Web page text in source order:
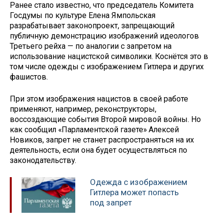
Ранее стало известно, что председатель Комитета
Госдумы по культуре Елена Ямпольская
разрабатывает законопроект, запрещающий
публичную демонстрацию изображений идеологов
Третьего рейха — по аналогии с запретом на
использование нацистской символики. Коснётся это в
том числе одежды с изображением Гитлера и других
фашистов.
При этом изображения нацистов в своей работе
применяют, например, реконструкторы,
воссоздающие события Второй мировой войны. Но
как сообщил «Парламентской газете» Алексей
Новиков, запрет не станет распространяться на их
деятельность, если она будет осуществляться по
законодательству.
Одежда с изображением
Гитлера может попасть
под запрет